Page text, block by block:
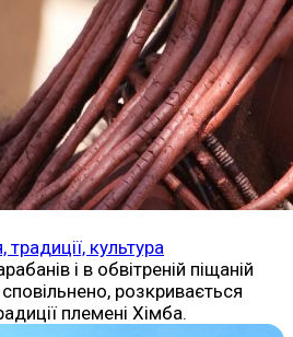
традиції, культура
і в обвітреній піщаній
розкривається
племені Хімба.